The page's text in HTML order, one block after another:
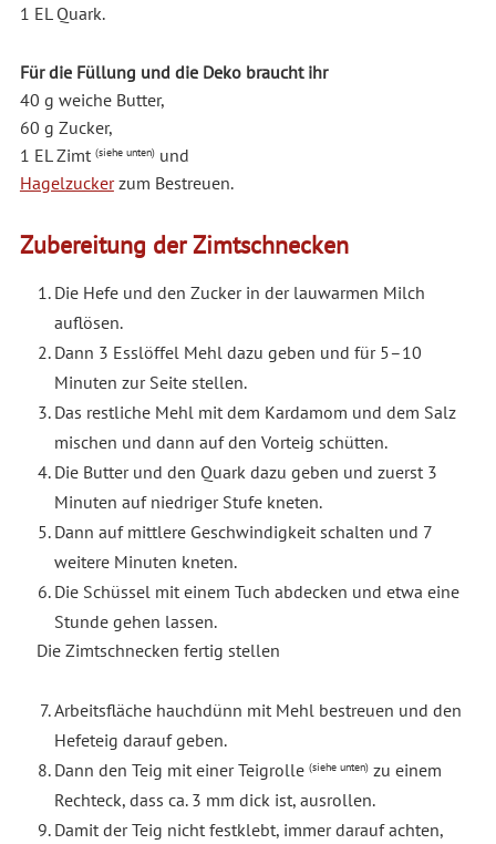
1 EL Quark.
Für die Füllung und die Deko braucht ihr
40 g weiche Butter,
60 g Zucker,
1 EL Zimt (siehe unten)und
Hagelzuckerzum Bestreuen.
Zubereitung der Zimtschnecken
Die Hefe und den Zucker in der lauwarmen Milch
auflösen.
Dann 3 Esslöffel Mehl dazu geben und für 5–10
Minuten zur Seite stellen.
Das restliche Mehl mit dem Kardamom und dem Salz
mischen und dann auf den Vorteig schütten.
Die Butter und den Quark dazu geben und zuerst 3
Minuten auf niedriger Stufe kneten.
Dann auf mittlere Geschwindigkeit schalten und 7
weitere Minuten kneten.
Die Schüssel mit einem Tuch abdecken und etwa eine
Stunde gehen lassen.
Die Zimtschnecken fertig stellen
Arbeitsfläche hauchdünn mit Mehl bestreuen und den
Hefeteig darauf geben.
Dann den Teig mit einer Teigrolle (siehe unten)zu einem
Rechteck, dass ca. 3 mm dick ist, ausrollen.
Damit der Teig nicht festklebt, immer darauf achten,